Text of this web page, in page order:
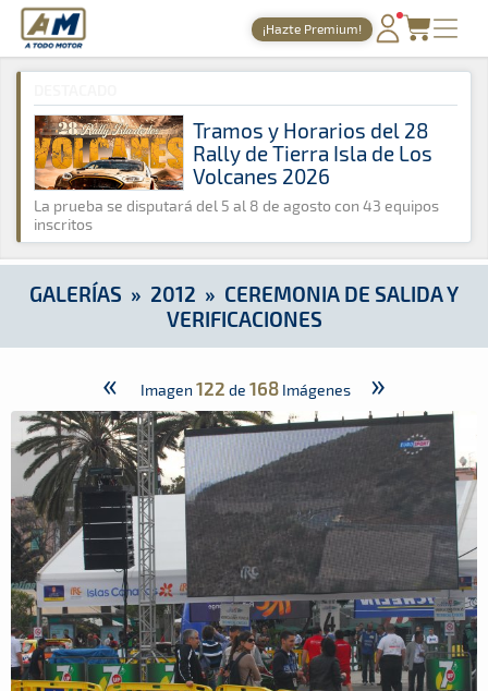
A Todo Motor · Revista del motor desde 1999
¡Hazte Premium!
PORTADA
TIEMPOS ONLINE
NOTICIAS
AGENDA
GALERÍAS
TIENDA
A Todo Motor » Galerías » 2012 » Ceremonia de Salida y
Tramos y Horarios del 28
Rally de Tierra Isla de Los
Volcanes 2026
La prueba se disputará del 5 al 8 de agosto con 43 equipos
inscritos
GALERÍAS » 2012 » CEREMONIA DE SALIDA Y
VERIFICACIONES
« Imagen 122 de 168 Imágenes »